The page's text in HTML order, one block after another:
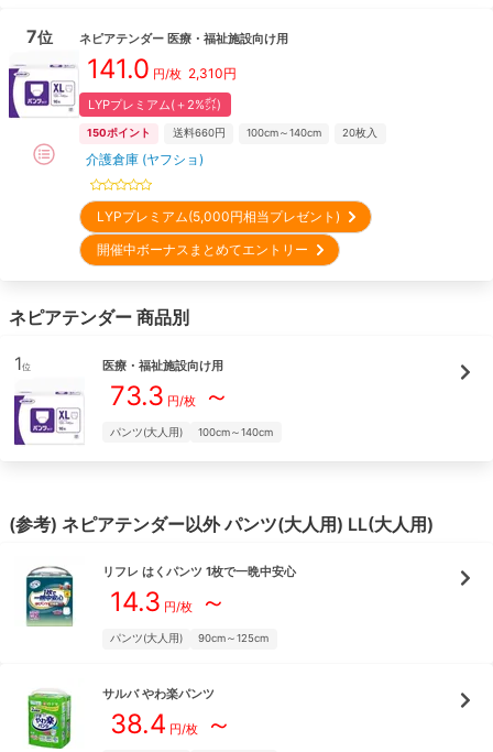
7位 ネピアテンダー 医療・福祉施設向け用
141.0 円/枚 2,310円
LYPプレミアム(＋2%㌽)
150ポイント 送料660円 100cm～140cm 20枚入
介護倉庫 (ヤフショ)
LYPプレミアム(5,000円相当プレゼント)
開催中ボーナスまとめてエントリー
ネピアテンダー 商品別
1位 医療・福祉施設向け用
73.3 円/枚～
パンツ(大人用) 100cm～140cm
(参考) ネピアテンダー以外パンツ(大人用) LL(大人用)
リフレ はくパンツ 1枚で一晩中安心
14.3 円/枚～
パンツ(大人用) 90cm～125cm
サルバ やわ楽パンツ
38.4 円/枚～